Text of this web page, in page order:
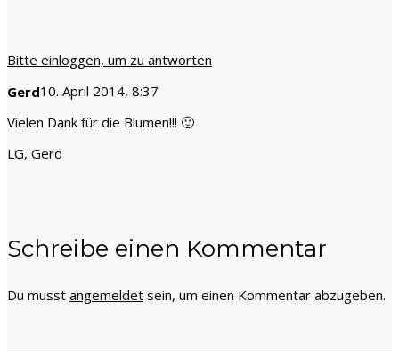
Bitte einloggen, um zu antworten
Gerd10. April 2014, 8:37
Vielen Dank für die Blumen!!! 🙂
LG, Gerd
Schreibe einen Kommentar
Du musst angemeldet sein, um einen Kommentar abzugeben.